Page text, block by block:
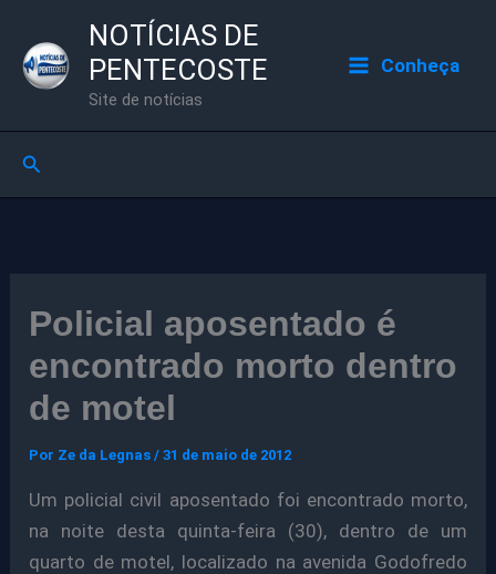
para
NOTÍCIAS DE
PENTECOSTE
Site de notícias
Conheça
Pesquisar
Policial aposentado é
encontrado morto dentro
de motel
Por Ze da Legnas/31 de maio de 2012
Um policial civil aposentado foi encontrado morto,
na noite desta quinta-feira (30), dentro de um
quarto de motel, localizado na avenida Godofredo